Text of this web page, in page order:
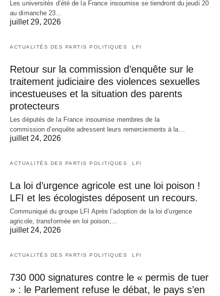
Les universités d’été de la France insoumise se tiendront du jeudi 20
au dimanche 23…
juillet 29, 2026
ACTUALITÉS DES PARTIS POLITIQUES LFI
Retour sur la commission d’enquête sur le
traitement judiciaire des violences sexuelles
incestueuses et la situation des parents
protecteurs
Les députés de la France insoumise membres de la
commission d’enquête adressent leurs remerciements à la…
juillet 24, 2026
ACTUALITÉS DES PARTIS POLITIQUES LFI
La loi d’urgence agricole est une loi poison !
LFI et les écologistes déposent un recours.
Communiqué du groupe LFI Après l’adoption de la loi d’urgence
agricole, transformée en loi poison,…
juillet 24, 2026
ACTUALITÉS DES PARTIS POLITIQUES LFI
730 000 signatures contre le « permis de tuer
» : le Parlement refuse le débat, le pays s’en